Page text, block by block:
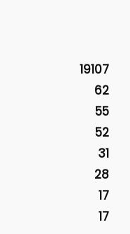
19107
62
55
52
31
28
17
17